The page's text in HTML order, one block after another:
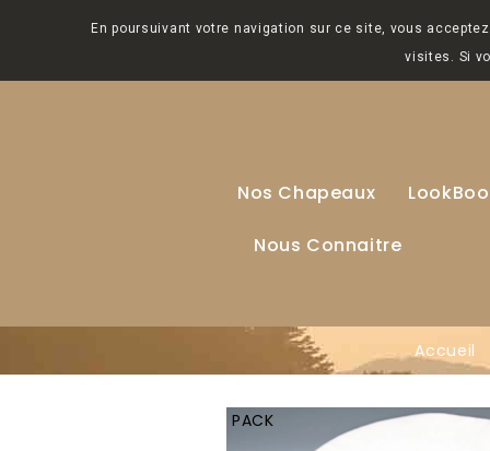
Nos Chapeaux
Nous Connaitre
Accueil
PACK
En poursuivant votre navigation sur ce site, vous
visites. Si